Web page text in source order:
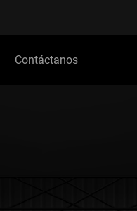
Contáctanos